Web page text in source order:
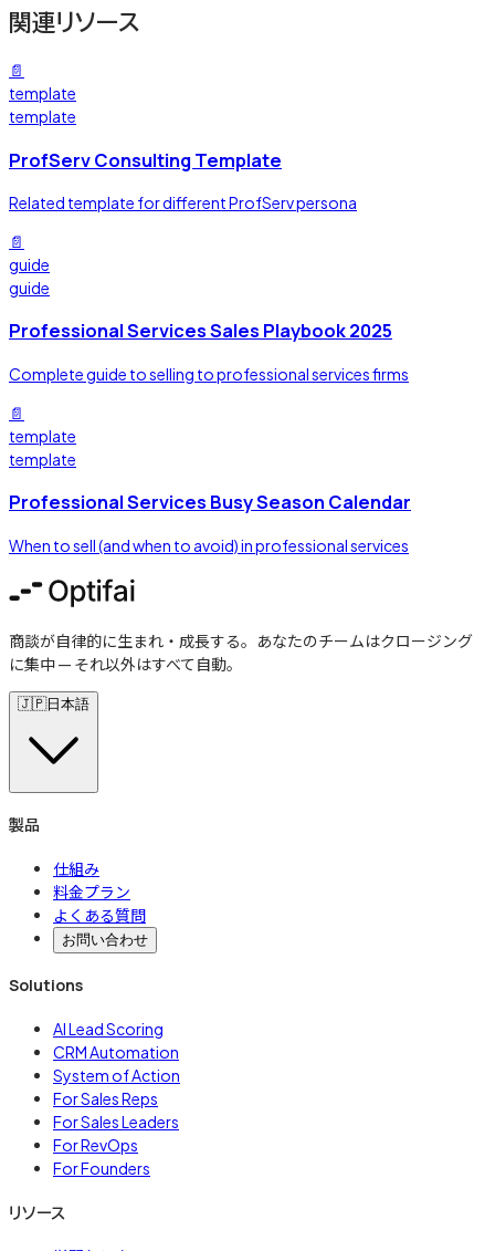
関連リソース
📄
template
template
ProfServ Consulting Template
Related template for different ProfServ persona
📄
guide
guide
Professional Services Sales Playbook 2025
Complete guide to selling to professional services firms
📄
template
template
Professional Services Busy Season Calendar
When to sell (and when to avoid) in professional services
商談が自律的に生まれ・成長する。あなたのチームはクロージング
に集中 — それ以外はすべて自動。
🇯🇵日本語
製品
仕組み
料金プラン
よくある質問
お問い合わせ
Solutions
AI Lead Scoring
CRM Automation
System of Action
For Sales Reps
For Sales Leaders
For RevOps
For Founders
リソース